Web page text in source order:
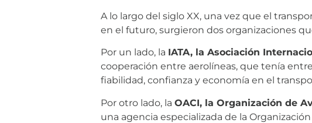
A lo largo del siglo XX, una vez que el
en el futuro, surgieron dos organizaciones
Por un lado, la IATA, la Asociación
cooperación entre aerolíneas, que tenía
fiabilidad, confianza y economía en el
Por otro lado, la OACI, la Organización de
una agencia especializada de la